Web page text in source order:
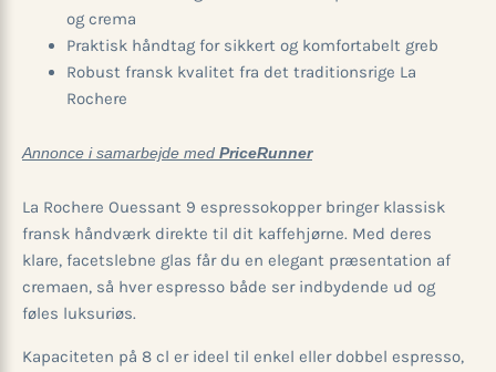
og crema
Praktisk håndtag for sikkert og komfortabelt greb
Robust fransk kvalitet fra det traditionsrige La
Rochere
Annonce i samarbejde med PriceRunner
La Rochere Ouessant 9 espressokopper bringer klassisk
fransk håndværk direkte til dit kaffehjørne. Med deres
klare, facetslebne glas får du en elegant præsentation af
cremaen, så hver espresso både ser indbydende ud og
føles luksuriøs.
Kapaciteten på 8 cl er ideel til enkel eller dobbel espresso,